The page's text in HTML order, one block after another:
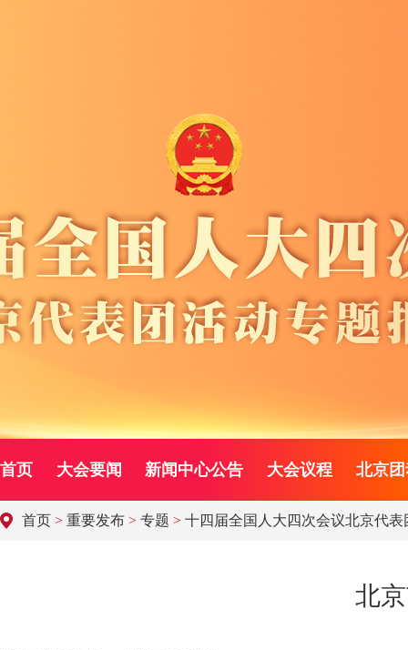
首页 大会要闻 新闻中心公告 大会议程 北京
首页 > 重要发布 > 专题 > 十四届全国人大四次会议北京代
北